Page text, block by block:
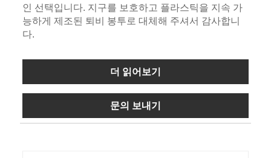
인 선택입니다. 지구를 보호하고 플라스틱을 지속 가
능하게 제조된 퇴비 봉투로 대체해 주셔서 감사합니
다.
더 읽어보기
문의 보내기